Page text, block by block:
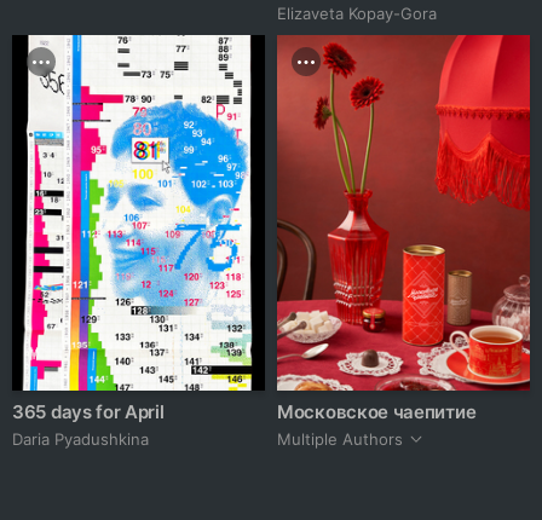
Elizaveta Kopay-Gora
365 days for April
Daria Pyadushkina
Московское чаепитие
Multiple Authors